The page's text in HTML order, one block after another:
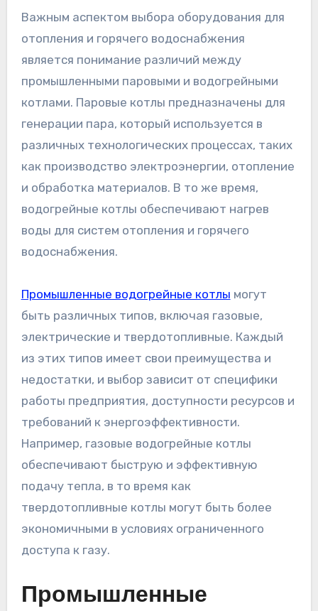
Важным аспектом выбора оборудования для
отопления и горячего водоснабжения
является понимание различий между
промышленными паровыми и водогрейными
котлами. Паровые котлы предназначены для
генерации пара, который используется в
различных технологических процессах, таких
как производство электроэнергии, отопление
и обработка материалов. В то же время,
водогрейные котлы обеспечивают нагрев
воды для систем отопления и горячего
водоснабжения.
Промышленные водогрейные котлы могут
быть различных типов, включая газовые,
электрические и твердотопливные. Каждый
из этих типов имеет свои преимущества и
недостатки, и выбор зависит от специфики
работы предприятия, доступности ресурсов и
требований к энергоэффективности.
Например, газовые водогрейные котлы
обеспечивают быструю и эффективную
подачу тепла, в то время как
твердотопливные котлы могут быть более
экономичными в условиях ограниченного
доступа к газу.
Промышленные